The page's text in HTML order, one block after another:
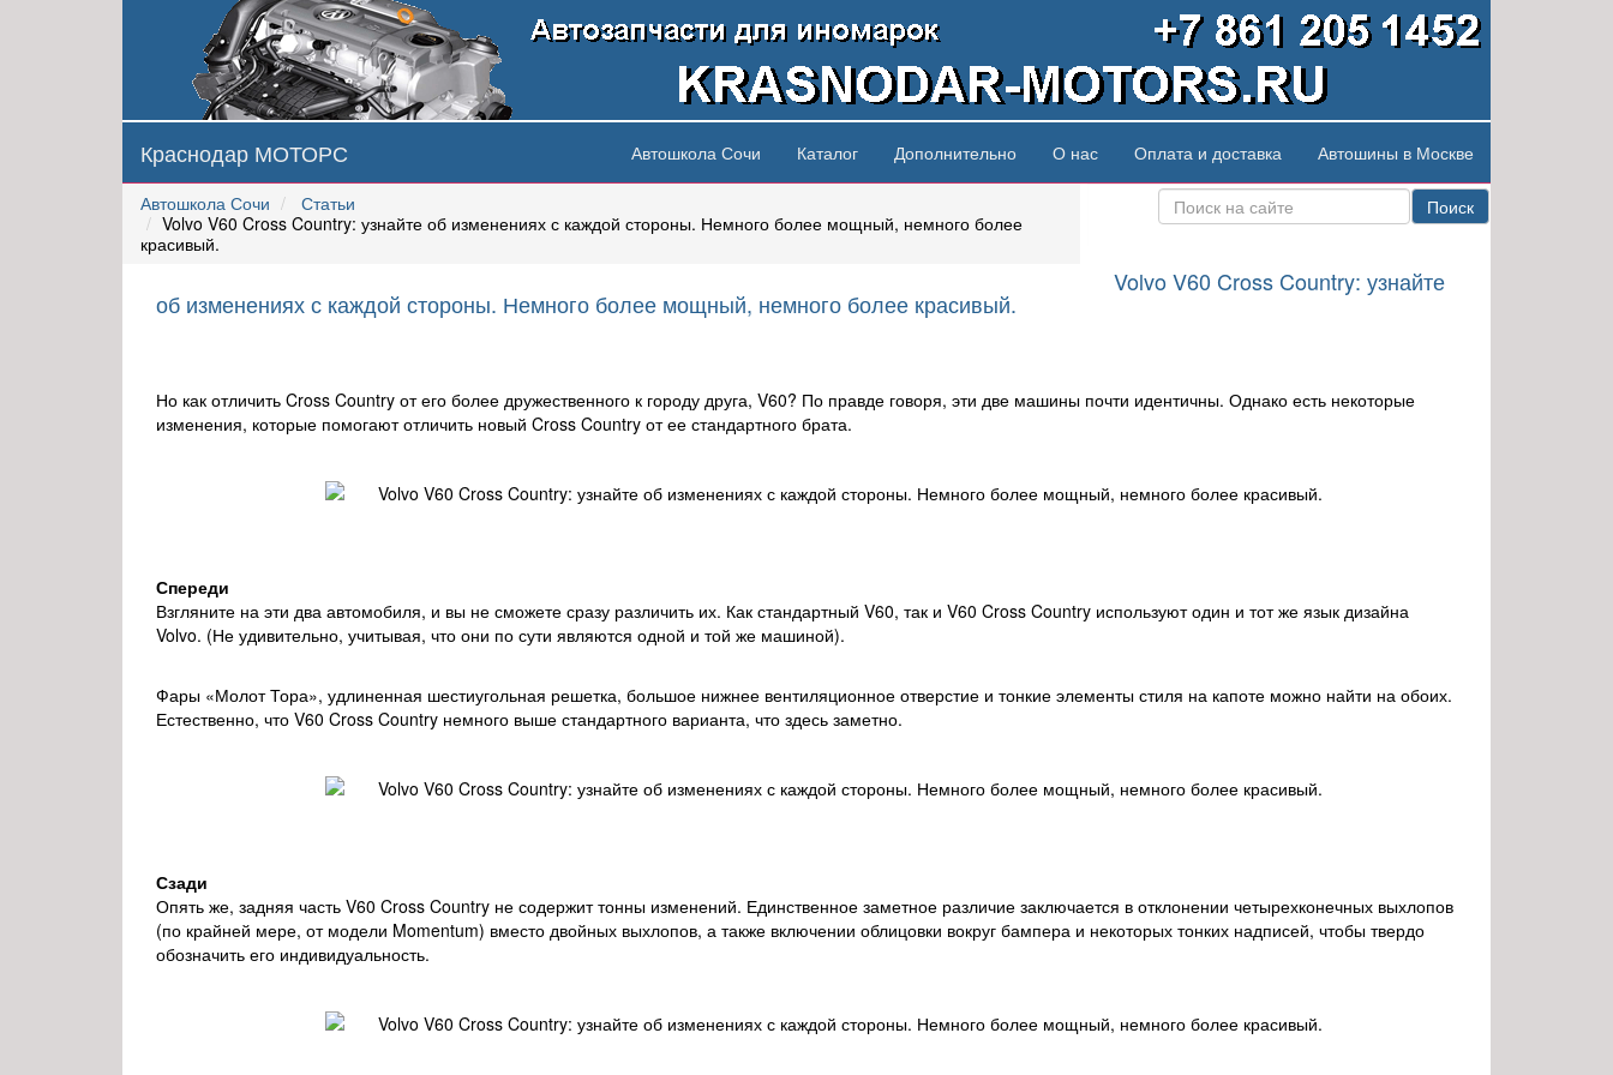
Краснодар МОТОРС Автошкола Сочи Каталог Дополнительно О нас Оплата и доставка Автошины в Москве
Автошкола Сочи
Статьи
Volvo V60 Cross Country: узнайте об изменениях с каждой стороны. Немного более мощный, немного более
красивый.
Поиск
Volvo V60 Cross Country: узнайте
об изменениях с каждой стороны. Немного более мощный, немного более красивый.
Но как отличить Cross Country от его более дружественного к городу друга, V60? По правде говоря, эти две машины почти идентичны. Однако есть некоторые
изменения, которые помогают отличить новый Cross Country от ее стандартного брата.
Спереди
Взгляните на эти два автомобиля, и вы не сможете сразу различить их. Как стандартный V60, так и V60 Cross Country используют один и тот же язык дизайна
Volvo. (Не удивительно, учитывая, что они по сути являются одной и той же машиной).
Фары «Молот Тора», удлиненная шестиугольная решетка, большое нижнее вентиляционное отверстие и тонкие элементы стиля на капоте можно найти на обоих.
Естественно, что V60 Cross Country немного выше стандартного варианта, что здесь заметно.
Сзади
Опять же, задняя часть V60 Cross Country не содержит тонны изменений. Единственное заметное различие заключается в отклонении четырехконечных выхлопов
(по крайней мере, от модели Momentum) вместо двойных выхлопов, а также включении облицовки вокруг бампера и некоторых тонких надписей, чтобы твердо
обозначить его индивидуальность.